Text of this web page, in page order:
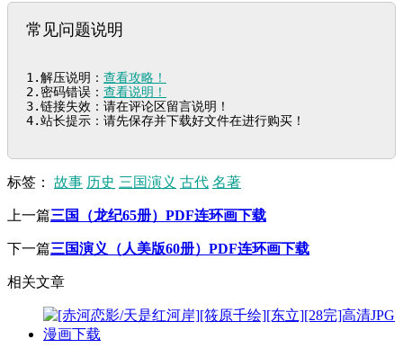
常见问题说明
1.解压说明： 查看攻略！
2.密码错误： 查看说明！
3.链接失效：请在评论区留言说明！
4.站长提示：请先保存并下载好文件在进行购买！
标签： 故事 历史 三国演义 古代 名著
上一篇三国（龙纪65册）PDF连环画下载
下一篇三国演义（人美版60册）PDF连环画下载
相关文章